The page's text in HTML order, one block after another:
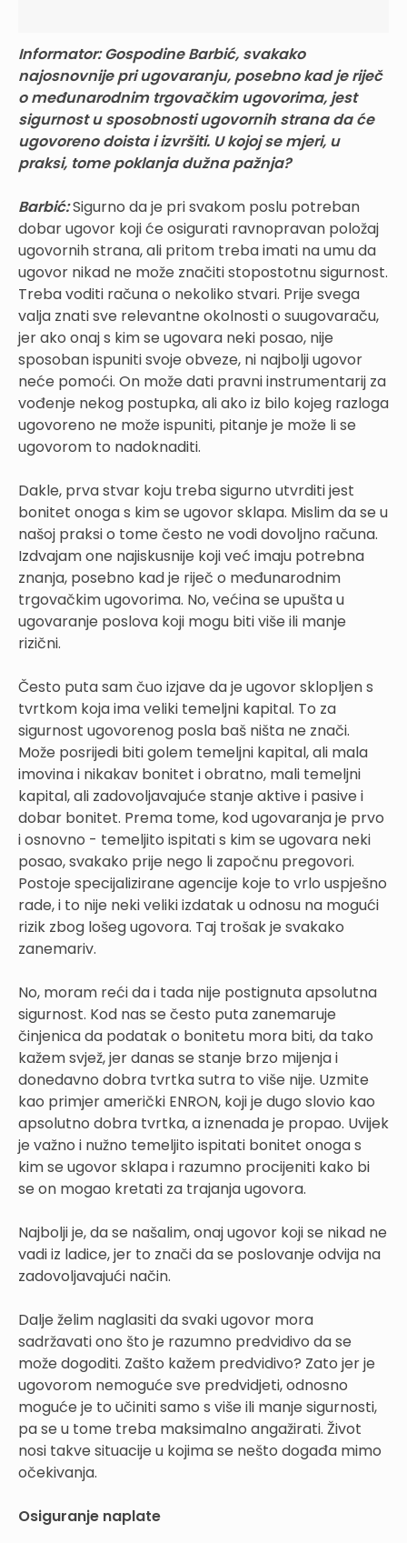
Informator:Gospodine Barbić, svakako
najosnovnije pri ugovaranju, posebno kad je riječ
o međunarodnim trgovačkim ugovorima, jest
sigurnost u sposobnosti ugovornih strana da će
ugovoreno doista i izvršiti. U kojoj se mjeri, u
praksi, tome poklanja dužna pažnja?
Barbić:Sigurno da je pri svakom poslu potreban
dobar ugovor koji će osigurati ravnopravan položaj
ugovornih strana, ali pritom treba imati na umu da
ugovor nikad ne može značiti stopostotnu sigurnost.
Treba voditi računa o nekoliko stvari. Prije svega
valja znati sve relevantne okolnosti o suugovaraču,
jer ako onaj s kim se ugovara neki posao, nije
sposoban ispuniti svoje obveze, ni najbolji ugovor
neće pomoći. On može dati pravni instrumentarij za
vođenje nekog postupka, ali ako iz bilo kojeg razloga
ugovoreno ne može ispuniti, pitanje je može li se
ugovorom to nadoknaditi.
Dakle, prva stvar koju treba sigurno utvrditi jest
bonitet onoga s kim se ugovor sklapa. Mislim da se u
našoj praksi o tome često ne vodi dovoljno računa.
Izdvajam one najiskusnije koji već imaju potrebna
znanja, posebno kad je riječ o međunarodnim
trgovačkim ugovorima. No, većina se upušta u
ugovaranje poslova koji mogu biti više ili manje
rizični.
Često puta sam čuo izjave da je ugovor sklopljen s
tvrtkom koja ima veliki temeljni kapital. To za
sigurnost ugovorenog posla baš ništa ne znači.
Može posrijedi biti golem temeljni kapital, ali mala
imovina i nikakav bonitet i obratno, mali temeljni
kapital, ali zadovoljavajuće stanje aktive i pasive i
dobar bonitet. Prema tome, kod ugovaranja je prvo
i osnovno - temeljito ispitati s kim se ugovara neki
posao, svakako prije nego li započnu pregovori.
Postoje specijalizirane agencije koje to vrlo uspješno
rade, i to nije neki veliki izdatak u odnosu na mogući
rizik zbog lošeg ugovora. Taj trošak je svakako
zanemariv.
No, moram reći da i tada nije postignuta apsolutna
sigurnost. Kod nas se često puta zanemaruje
činjenica da podatak o bonitetu mora biti, da tako
kažem svjež, jer danas se stanje brzo mijenja i
donedavno dobra tvrtka sutra to više nije. Uzmite
kao primjer američki ENRON, koji je dugo slovio kao
apsolutno dobra tvrtka, a iznenada je propao. Uvijek
je važno i nužno temeljito ispitati bonitet onoga s
kim se ugovor sklapa i razumno procijeniti kako bi
se on mogao kretati za trajanja ugovora.
Najbolji je, da se našalim, onaj ugovor koji se nikad ne
vadi iz ladice, jer to znači da se poslovanje odvija na
zadovoljavajući način.
Dalje želim naglasiti da svaki ugovor mora
sadržavati ono što je razumno predvidivo da se
može dogoditi. Zašto kažem predvidivo? Zato jer je
ugovorom nemoguće sve predvidjeti, odnosno
moguće je to učiniti samo s više ili manje sigurnosti,
pa se u tome treba maksimalno angažirati. Život
nosi takve situacije u kojima se nešto događa mimo
očekivanja.
Osiguranje naplate